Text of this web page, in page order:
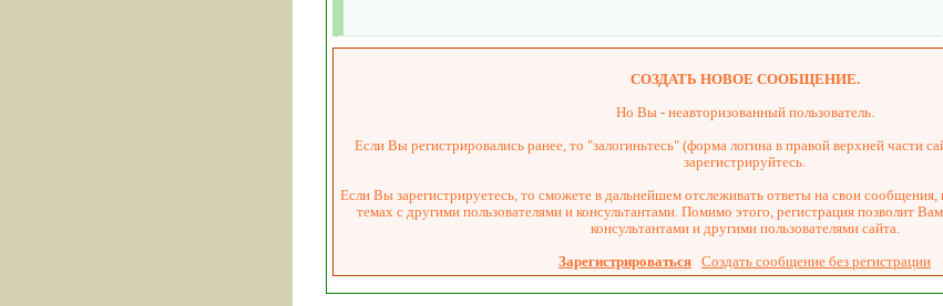
СОЗДАТЬ НОВОЕ СООБЩЕНИЕ.
Но Вы - неавторизованный пользователь.
Если Вы регистрировались ранее, то "залогиньтесь" (форма логина в правой верхней части
зарегистрируйтесь.
Если Вы зарегистрируетесь, то сможете в дальнейшем отслеживать ответы на свои
темах с другими пользователями и консультантами. Помимо этого, регистрация позволит
консультантами и другими пользователями сайта.
Зарегистрироваться Создать сообщение без регистрации